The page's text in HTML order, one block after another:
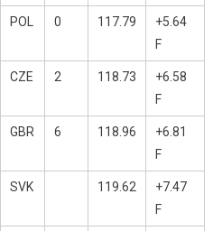
POL 0 117.79
+5.64
F
CZE 2 118.73
+6.58
F
GBR 6 118.96
+6.81
F
SVK 119.62
+7.47
F